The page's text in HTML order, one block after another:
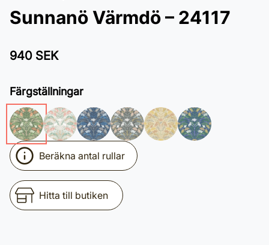
Sunnanö Värmdö – 24117
940 SEK
Färgställningar
Beräkna antal rullar
Hitta till butiken